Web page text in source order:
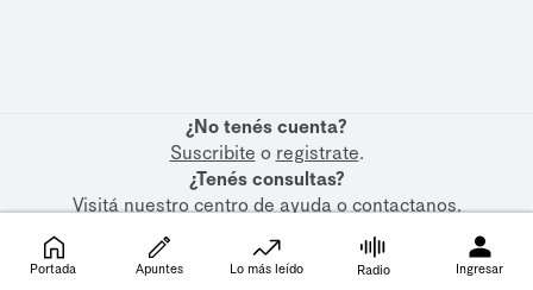
¿No tenés cuenta?
Suscribite o registrate.
¿Tenés consultas?
Visitá nuestrocentro de ayudaocontactanos.
Portada Apuntes Lo más leído Radio Ingresar